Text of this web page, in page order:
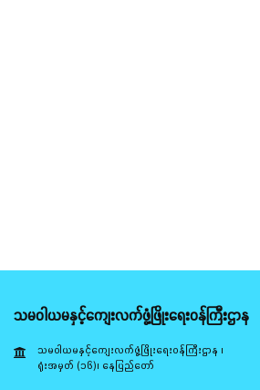
သမဝါယမနှင့်ကျေးလက်ဖွံ့ဖြိုးရေးဝန်ကြီးဌာန
သမဝါယမနှင့်ကျေးလက်ဖွံ့ဖြိုးရေးဝန်ကြီးဌာန ၊
ရုံးအမှတ် (၁၆)၊ နေပြည်တော်